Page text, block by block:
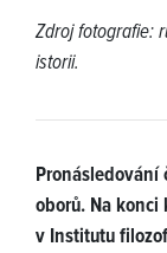
Zdroj fotografie:
istorii.
oborů. Na
v Institutu